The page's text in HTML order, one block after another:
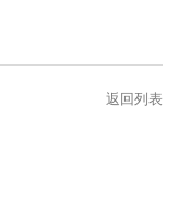
返回列表